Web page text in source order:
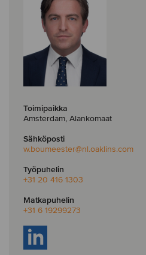
Toimipaikka
Amsterdam, Alankomaat
Sähköposti
w.boumeester@nl.oaklins.com
Työpuhelin
+31 20 416 1303
Matkapuhelin
+31 6 19299273